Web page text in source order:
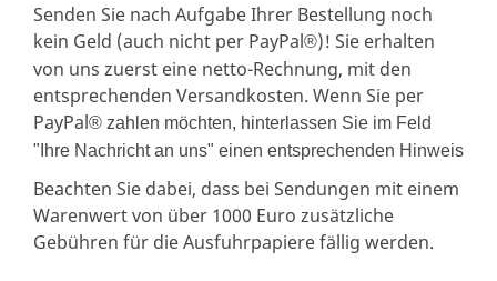
Senden Sie nach Aufgabe Ihrer Bestellung noch
kein Geld (auch nicht per PayPal®)! Sie erhalten
von uns zuerst eine netto-Rechnung, mit den
entsprechenden Versandkosten. Wenn Sie per
PayPal® zahlen möchten, hinterlassen Sie im Feld
"Ihre Nachricht an uns" einen entsprechenden Hinweis
Beachten Sie dabei, dass bei Sendungen mit einem
Warenwert von über 1000 Euro zusätzliche
Gebühren für die Ausfuhrpapiere fällig werden.